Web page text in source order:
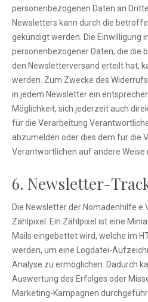
personenbezogenen Daten an
Newsletters kann durch die
gekündigt werden. Die Einwilligung
personenbezogener Daten, die die
den Newsletterversand erteilt hat,
werden. Zum Zwecke des
in jedem Newsletter ein
Möglichkeit, sich jederzeit auch
für die Verarbeitung
abzumelden oder dies dem für die
Verantwortlichen auf andere Weise
6. Newsletter-
Die Newsletter der Nomadenhilfe
Zählpixel. Ein Zählpixel ist eine
Mails eingebettet wird, welche im
werden, um eine Logdatei-
Analyse zu ermöglichen. Dadurch
Auswertung des Erfolges oder
Marketing-Kampagnen